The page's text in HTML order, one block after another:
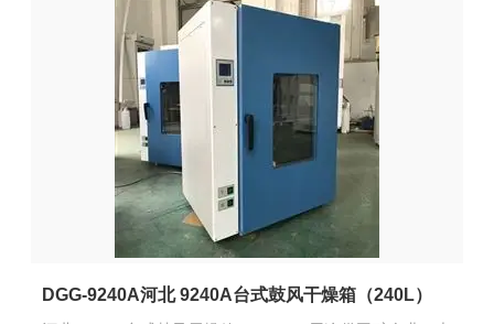
DGG-9240A河北 9240A台式鼓风干燥箱（240L）